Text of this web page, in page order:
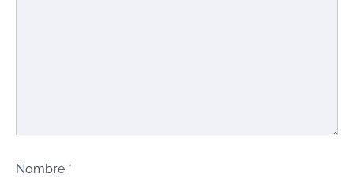
Nombre *